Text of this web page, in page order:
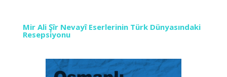
Mir Ali Şîr Nevayî Eserlerinin Türk Dünyasındaki
Resepsiyonu